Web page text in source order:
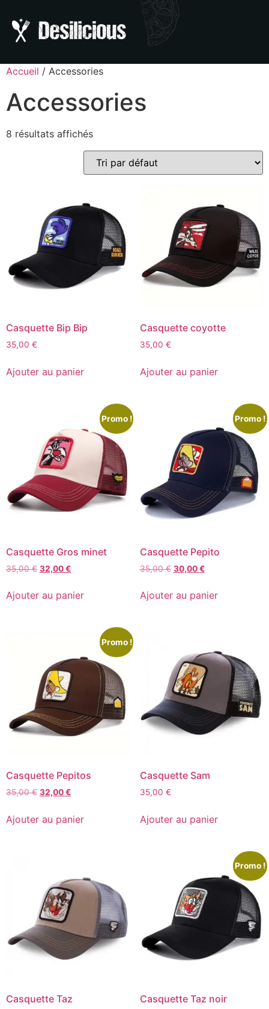
Accueil / Accessories
Accessories
8 résultats affichés
Casquette Bip Bip
35,00 €
Ajouter au panier
Casquette coyotte
35,00 €
Ajouter au panier
Promo !
Casquette Gros minet
35,00€ 32,00€
Ajouter au panier
Promo !
Casquette Pepito
35,00€ 30,00€
Ajouter au panier
Promo !
Casquette Pepitos
35,00€ 32,00€
Ajouter au panier
Casquette Sam
35,00 €
Ajouter au panier
Casquette Taz
Promo !
Casquette Taz noir